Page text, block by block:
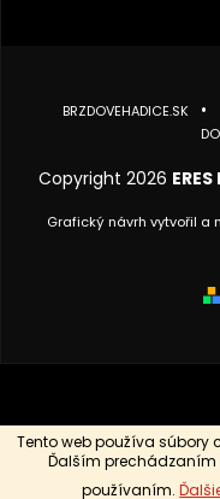
Tento web používa súbory
Ďalším prechádzaním
používaním.
BRZDOVEHADICE.SK
Copyright 2026
Grafický návrh vytvořil a